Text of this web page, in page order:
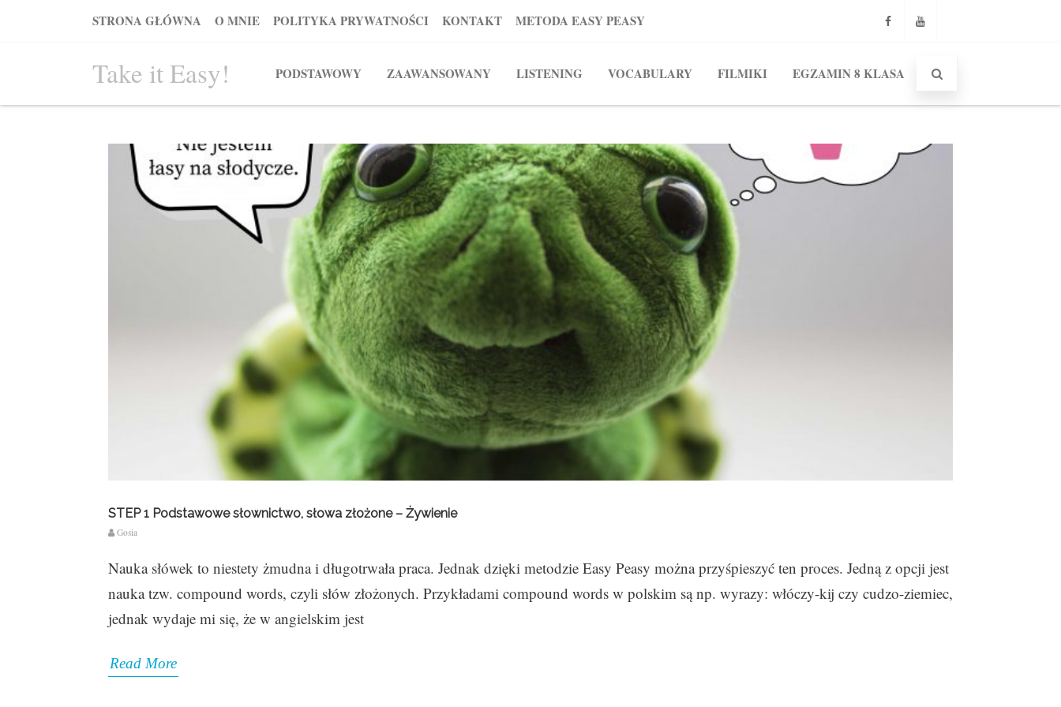
STRONA GŁÓWNA O MNIE POLITYKA PRYWATNOŚCI KONTAKT METODA EASY PEASY
Take it Easy! PODSTAWOWY ZAAWANSOWANY LISTENING VOCABULARY FILMIKI EGZAMIN 8 KLASA
STEP 1 Podstawowe słownictwo, słowa złożone – Żywienie
Gosia
Nauka słówek to niestety żmudna i długotrwała praca. Jednak dzięki metodzie Easy Peasy można przyśpieszyć ten proces. Jedną z opcji jest
nauka tzw. compound words, czyli słów złożonych. Przykładami compound words w polskim są np. wyrazy: włóczy-kij czy cudzo-ziemiec,
jednak wydaje mi się, że w angielskim jest
Read More